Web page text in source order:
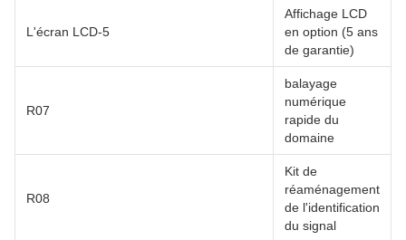
L'écran LCD-5
Affichage LCD
en option (5 ans
de garantie)
R07
balayage
numérique
rapide du
domaine
R08
Kit de
réaménagement
de l'identification
du signal